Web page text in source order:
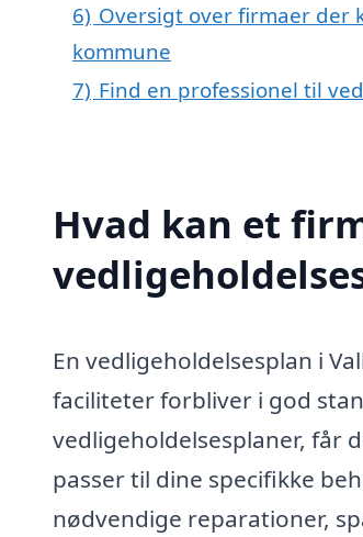
6) Oversigt over firmaer der
kommune
7) Find en professionel til
Hvad kan et
En vedligeholdelsesplan i
faciliteter forbliver i god
vedligeholdelsesplaner, får
passer til dine specifikke
nødvendige reparationer,